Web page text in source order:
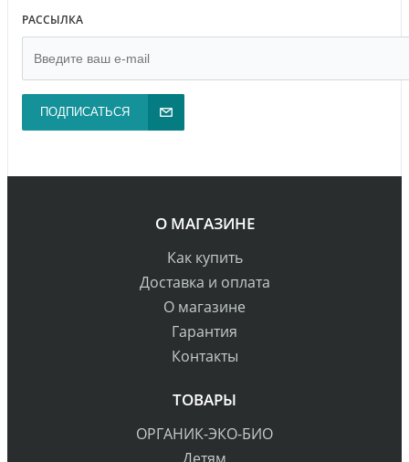
РАССЫЛКА
ПОДПИСАТЬСЯ
О МАГАЗИНЕ
Как купить
Доставка и оплата
О магазине
Гарантия
Контакты
ТОВАРЫ
ОРГАНИК-ЭКО-БИО